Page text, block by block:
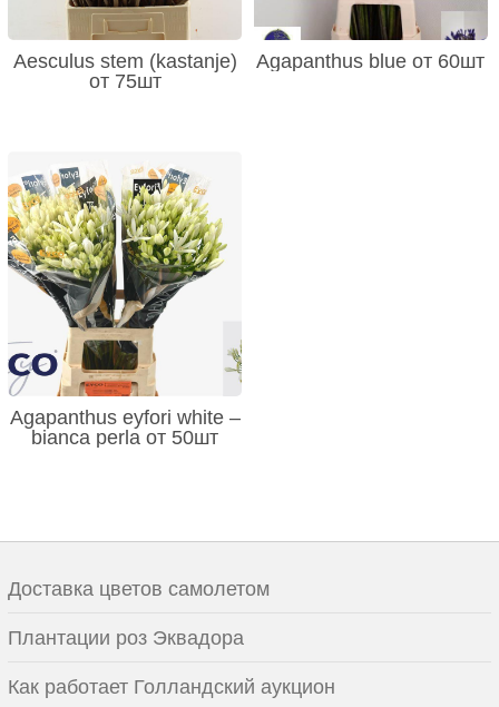
Aesculus stem (kastanje)
от 75шт
Agapanthus blue от 60шт
Agapanthus eyfori white –
bianca perla от 50шт
Доставка цветов самолетом
Плантации роз Эквадора
Как работает Голландский аукцион